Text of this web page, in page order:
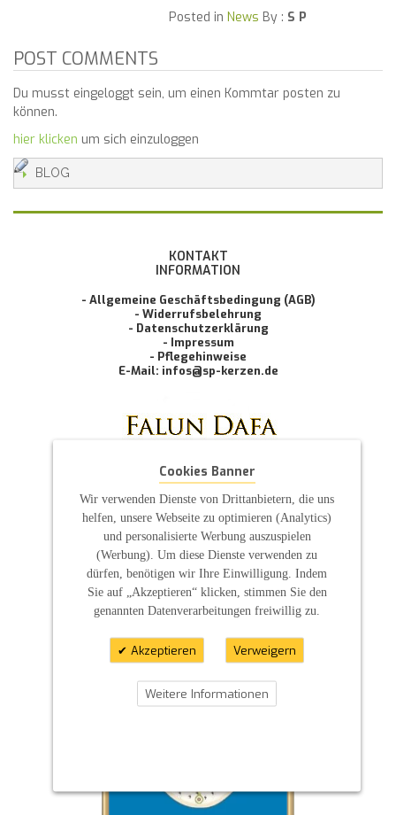
Posted in News By : S P
POST COMMENTS
Du musst eingeloggt sein, um einen Kommtar posten zu
können.
hier klicken um sich einzuloggen
BLOG
KONTAKT
INFORMATION
- Allgemeine Geschäftsbedingung (AGB)
- Widerrufsbelehrung
- Datenschutzerklärung
- Impressum
- Pflegehinweise
E-Mail: infos@sp-kerzen.de
Cookies Banner
Wir verwenden Dienste von Drittanbietern, die uns
helfen, unsere Webseite zu optimieren (Analytics)
und personalisierte Werbung auszuspielen
(Werbung). Um diese Dienste verwenden zu
dürfen, benötigen wir Ihre Einwilligung. Indem
Sie auf „Akzeptieren“ klicken, stimmen Sie den
genannten Datenverarbeitungen freiwillig zu.
Akzeptieren Verweigern
Weitere Informationen